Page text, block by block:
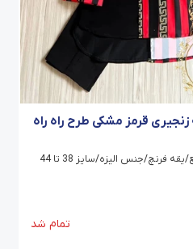
قرمز مشکی طرح راه راه
فرنچ/جنس الیزه/سایز 38 تا 44
تمام شد